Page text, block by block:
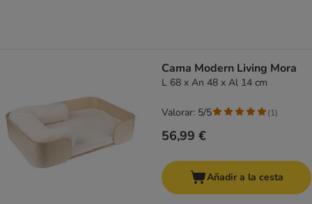
Cama Modern Living Mora
L 68 x An 48 x Al 14 cm
56,99 €
Valorar: 5/5 (1)
Añadir a la cesta